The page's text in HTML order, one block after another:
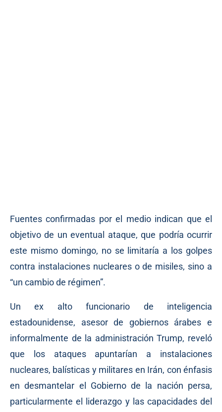
Fuentes confirmadas por el medio indican que el
objetivo de un eventual ataque, que podría ocurrir
este mismo domingo, no se limitaría a los golpes
contra instalaciones nucleares o de misiles, sino a
“un cambio de régimen”.
Un ex alto funcionario de inteligencia
estadounidense, asesor de gobiernos árabes e
informalmente de la administración Trump, reveló
que los ataques apuntarían a instalaciones
nucleares, balísticas y militares en Irán, con énfasis
en desmantelar el Gobierno de la nación persa,
particularmente el liderazgo y las capacidades del